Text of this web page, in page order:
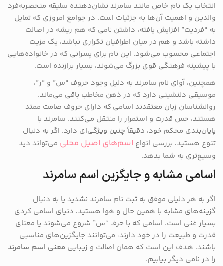
انتخاب یک نام خاص مانند سامرند نشان‌دهنده سلیقه منحصر‌به‌فرد
والدین و اهمیت آن‌ها به جزئیات است. در جوامع امروزی که تمایل
به “فردیت” افزایش یافته، داشتن نامی که هم ریشه در اصالت
داشته باشد و هم در میان اطرافیان تکراری نباشد، یک مزیت
اجتماعی محسوب می‌شود. این نام برای پسرانی که در خانواده‌هایی
با پیشینه فرهنگی قوی بزرگ می‌شوند، بسیار برازنده است.
همچنین، آوای نام سامرند به دلیل وجود حروف “س” و “ر”،
موسیقی دلنشینی دارد که در ذهن مخاطب باقی می‌ماند.
روانشناسان زبان معتقدند اسامی که دارای حروف صامت ممتد
هستند، حس قدرت و استمرار را منتقل می‌کنند. سامرند با
پایان‌بندی محکم خود، دقیقاً چنین ویژگی‌ای دارد. اگر به دنبال
تنوع هستید، بررسی انواع اسم‌های اصیل محلی می‌تواند دید
وسیع‌تری به شما بدهد.
اسامی مشابه و جایگزین اسم سامرند
اگر به هر دلیلی موفق به ثبت نام سامرند نشدید یا به دنبال
گزینه‌های مشابه با همین حال و هوا هستید، دنیای اسامی کردی
بسیار غنی است. اسامی که با حرف “س” شروع می‌شوند یا معنای
قدرت و طبیعت را در خود دارند، می‌توانند جایگزین‌های مناسبی
باشند. هدف این است که همان اصالت و زیبایی معنی اسم سامرند
را در نامی دیگر بیابیم.